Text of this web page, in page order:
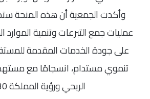
وأكدت الجمعية أن هذه المنحة
عمليات جمع التبرعات وتنمية الموارد
على جودة الخدمات المقدمة
تنموي مستدام، انسجامًا مع
الربحي ورؤية المملكة 2030.